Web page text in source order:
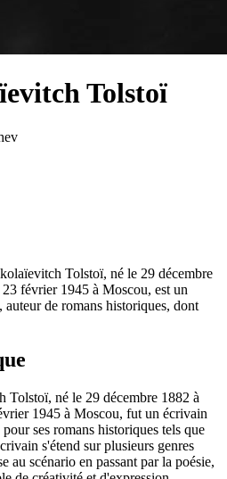
Tolstoï
Tolstoï, né le 29 décembre
février 1945 à Moscou, est un
de romans historiques, dont
né le 29 décembre 1882 à
1945 à Moscou, fut un écrivain
ses romans historiques tels que
s'étend sur plusieurs genres
au scénario en passant par la poésie,